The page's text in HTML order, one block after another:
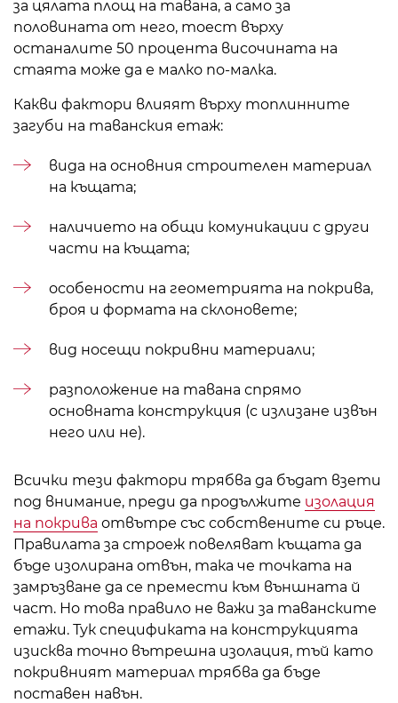
за цялата площ на тавана, а само за
половината от него, тоест върху
останалите 50 процента височината на
стаята може да е малко по-малка.
Какви фактори влияят върху топлинните
загуби на таванския етаж:
вида на основния строителен материал
на къщата;
наличието на общи комуникации с други
части на къщата;
особености на геометрията на покрива,
броя и формата на склоновете;
вид носещи покривни материали;
разположение на тавана спрямо
основната конструкция (с излизане извън
него или не).
Всички тези фактори трябва да бъдат взети
под внимание, преди да продължите изолация
на покрива отвътре със собствените си ръце.
Правилата за строеж повеляват къщата да
бъде изолирана отвън, така че точката на
замръзване да се премести към външната й
част. Но това правило не важи за таванските
етажи. Тук спецификата на конструкцията
изисква точно вътрешна изолация, тъй като
покривният материал трябва да бъде
поставен навън.